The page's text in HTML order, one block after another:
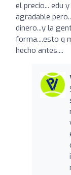
el precio... edu
agradable
dinero...y la
forma....esto q
hecho antes....